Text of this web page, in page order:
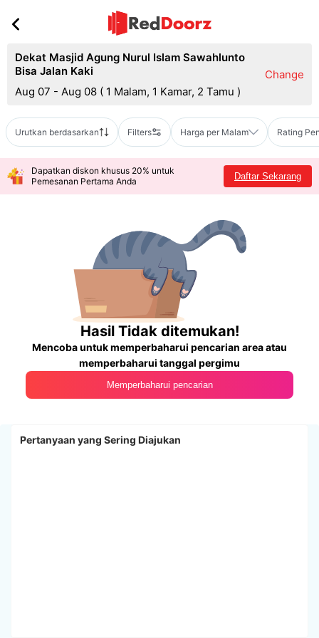
Dekat Masjid Agung Nurul Islam Sawahlunto
Bisa Jalan Kaki
Aug 07 - Aug 08 ( 1 Malam, 1 Kamar, 2 Tamu )
Change
Urutkan berdasarkan Filters Harga per Malam Rating
Dapatkan diskon khusus 20% untuk
Pemesanan Pertama Anda
Daftar Sekarang
Hasil Tidak ditemukan!
Mencoba untuk memperbaharui pencarian area atau
memperbaharui tanggal pergimu
Memperbaharui pencarian
Pertanyaan yang Sering Diajukan